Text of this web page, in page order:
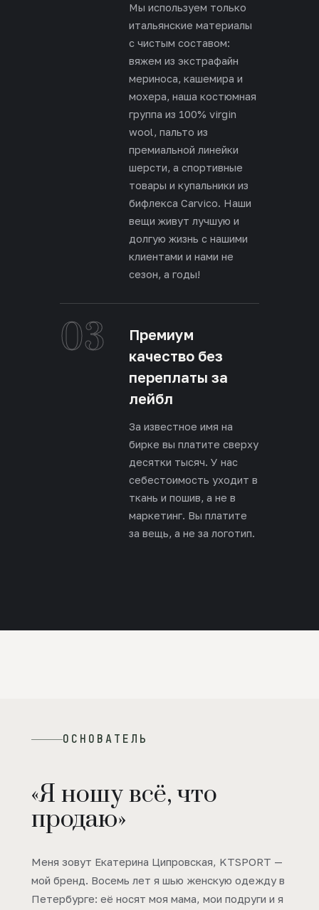
Мы используем только
итальянские материалы
с чистым составом:
вяжем из экстрафайн
мериноса, кашемира и
мохера, наша костюмная
группа из 100% virgin
wool, пальто из
премиальной линейки
шерсти, а спортивные
товары и купальники из
бифлекса Carvico. Наши
вещи живут лучшую и
долгую жизнь с нашими
клиентами и нами не
сезон, а годы!
03
Премиум
качество без
переплаты за
лейбл
За известное имя на
бирке вы платите сверху
десятки тысяч. У нас
себестоимость уходит в
ткань и пошив, а не в
маркетинг. Вы платите
за вещь, а не за логотип.
ОСНОВАТЕЛЬ
«Я ношу всё, что
продаю»
Меня зовут Екатерина Ципровская, KTSPORT —
мой бренд. Восемь лет я шью женскую одежду в
Петербурге: её носят моя мама, мои подруги и я